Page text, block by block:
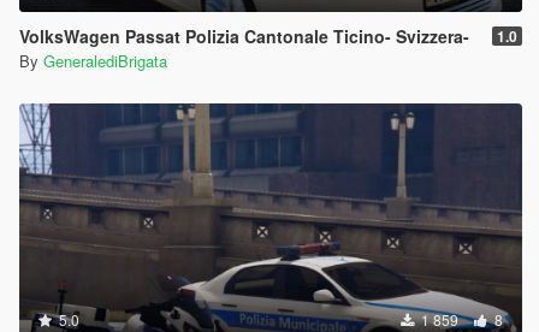
VolksWagen Passat Polizia Cantonale Ticino- Svizzera- 1.0
By GeneralediBrigata
5.0 1 859 8